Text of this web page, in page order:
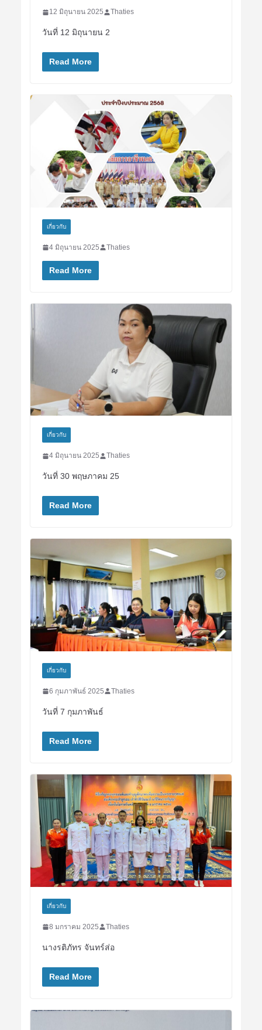
12 มิถุนายน 2025 Thaties
วันที่ 12 มิถุนายน 2
Read More
เกี่ยวกับ
4 มิถุนายน 2025 Thaties
Read More
เกี่ยวกับ
4 มิถุนายน 2025 Thaties
วันที่ 30 พฤษภาคม 25
Read More
เกี่ยวกับ
6 กุมภาพันธ์ 2025 Thaties
วันที่ 7 กุมภาพันธ์
Read More
เกี่ยวกับ
8 มกราคม 2025 Thaties
นางรติภัทร จันทร์ส่อ
Read More